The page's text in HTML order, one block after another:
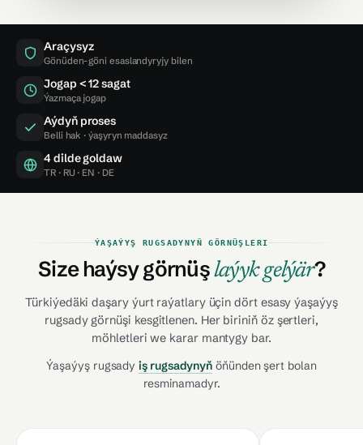
Araçysyz
Gönüden-göni esaslandyryjy bilen
Jogap < 12 sagat
Ýazmaça jogap
Aýdyň proses
Belli hak · ýaşyryn maddasyz
4 dilde goldaw
TR · RU · EN · DE
ÝAŞAÝYŞ RUGSADYNYŇ GÖRNÜŞLERI
Size haýsy görnüşlaýyk gelýär?
Türkiýedäki daşary ýurt raýatlary üçin dört esasy ýaşaýyş
rugsady görnüşi kesgitlenen. Her biriniň öz şertleri,
möhletleri we karar mantygy bar.
Ýaşaýyş rugsadyiş rugsadynyň öňünden şert bolan
resminamadyr.